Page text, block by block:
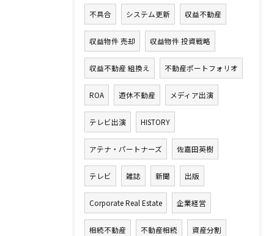
不具合 システム更新 収益不動産
収益物件 売却 収益物件 投資戦略
収益不動産 組換え 不動産ポートフォリオ
ROA 遊休不動産 メディア出演
テレビ出演 HISTORY
アテナ・パートナーズ 佐嘉田英樹
テレビ 雑誌 新聞 出版
Corporate Real Estate 企業経営
相続不動産 不動産相続 資産分割